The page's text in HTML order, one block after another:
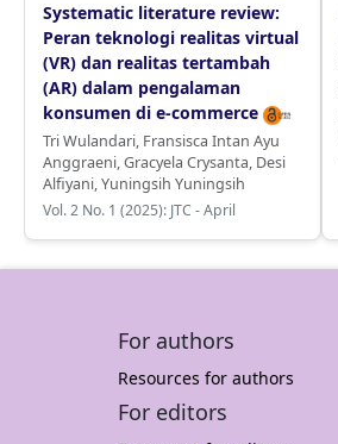
Systematic literature review:
Peran teknologi realitas virtual
(VR) dan realitas tertambah
(AR) dalam pengalaman
konsumen di e-commerce
Tri Wulandari, Fransisca Intan Ayu
Anggraeni,Gracyela Crysanta, Desi
Alfiyani,Yuningsih Yuningsih
Vol. 2 No. 1 (2025): JTC - April
For authors
Resources for authors
For editors